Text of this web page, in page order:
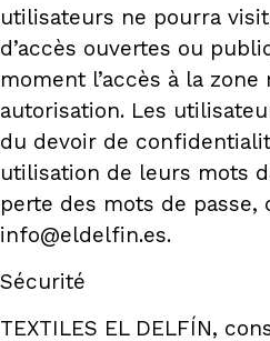
utilisateurs ne pourra
d’accès ouvertes ou
moment l’accès à la
autorisation. Les
du devoir de
utilisation de leurs mots
perte des mots de passe,
info@eldelfin.es.
Sécurité
TEXTILES EL DELFÍN,